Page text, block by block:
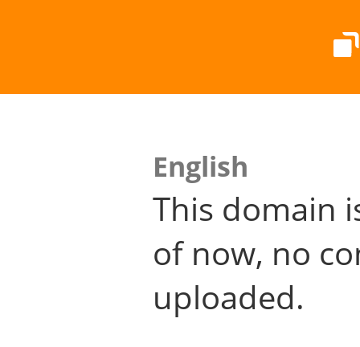
English
This domain
of now, no
uploaded.